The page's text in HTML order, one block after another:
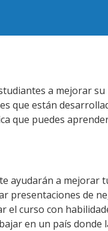
a mejorar
que están
que puedes
ayudarán a mejorar
de
curso con
en un país donde